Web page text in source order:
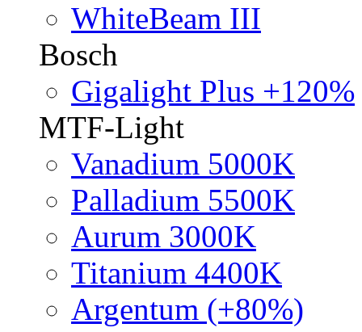
WhiteBeam III
Bosch
Gigalight Plus +120%
MTF-Light
Vanadium 5000K
Palladium 5500K
Aurum 3000K
Titanium 4400K
Argentum (+80%)